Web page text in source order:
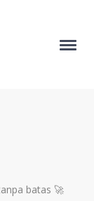
batas 🚀